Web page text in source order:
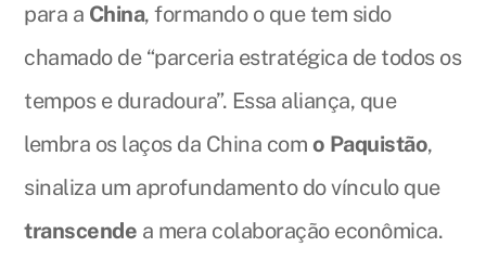
para a China, formando o que tem sido
chamado de “parceria estratégica de todos os
tempos e duradoura”. Essa aliança, que
lembra os laços da China com o Paquistão,
sinaliza um aprofundamento do vínculo que
transcende a mera colaboração econômica.